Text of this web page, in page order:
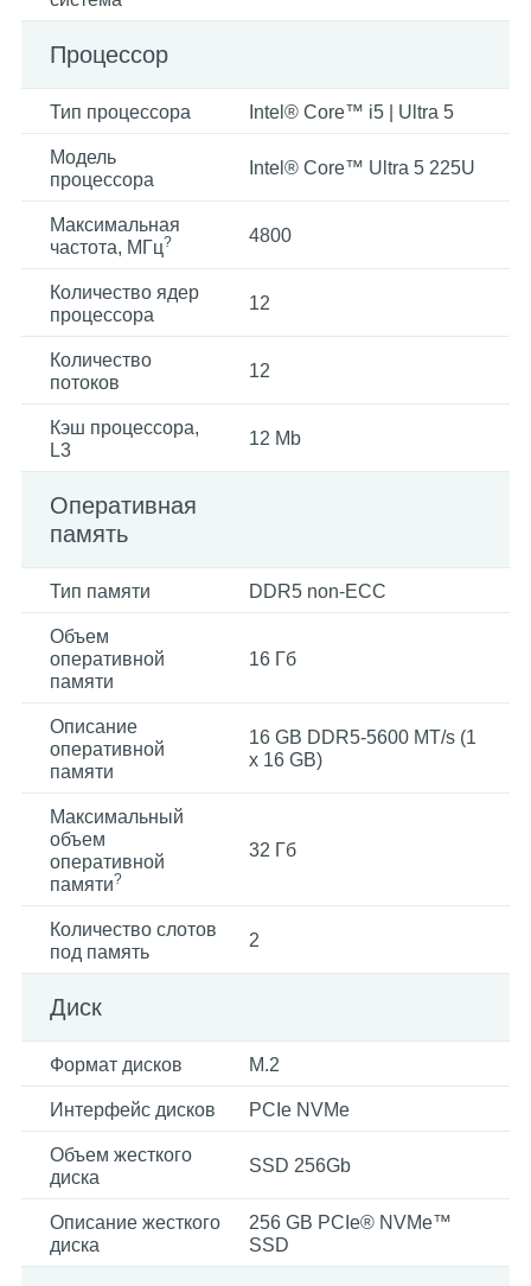
Процессор
Тип процессора Intel® Core™ i5 | Ultra 5
Модель
процессора
Intel® Core™ Ultra 5 225U
Максимальная
частота, МГц? 4800
Количество ядер
процессора
12
Количество
потоков
12
Кэш процессора,
L3
12 Mb
Оперативная
память
Тип памяти DDR5 non-ECC
Объем
оперативной
памяти
16 Гб
Описание
оперативной
памяти
16 GB DDR5-5600 MT/s (1
x 16 GB)
Максимальный
объем
оперативной
памяти?
32 Гб
Количество слотов
под память
2
Диск
Формат дисков M.2
Интерфейс дисков PCIe NVMe
Объем жесткого
диска
SSD 256Gb
Описание жесткого
диска
256 GB PCIe® NVMe™
SSD